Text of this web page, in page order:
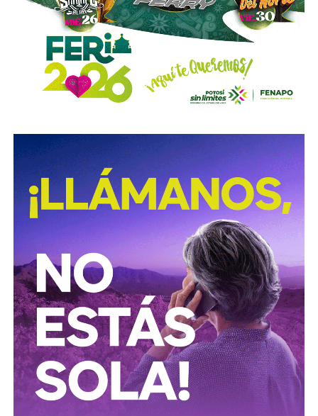
deudor a ocultar bienes, acepten figurar como titulares
aparentes de estos o realicen actos jurídicos simulados
con el propósito de evitar que se cumplan las
obligaciones alimentarias.
Para estas conductas se contempla una sanción de seis
meses a tres años de prisión, además de una sanción
Medida y Actualización (UMA).
La iniciativa fue turnada a la Comisión Primera de Justicia
para su análisis y dictamen correspondiente.
También lee:
Cuauhtli Badillo pide a alcaldes denunciar
movimientos ligados al huachicol